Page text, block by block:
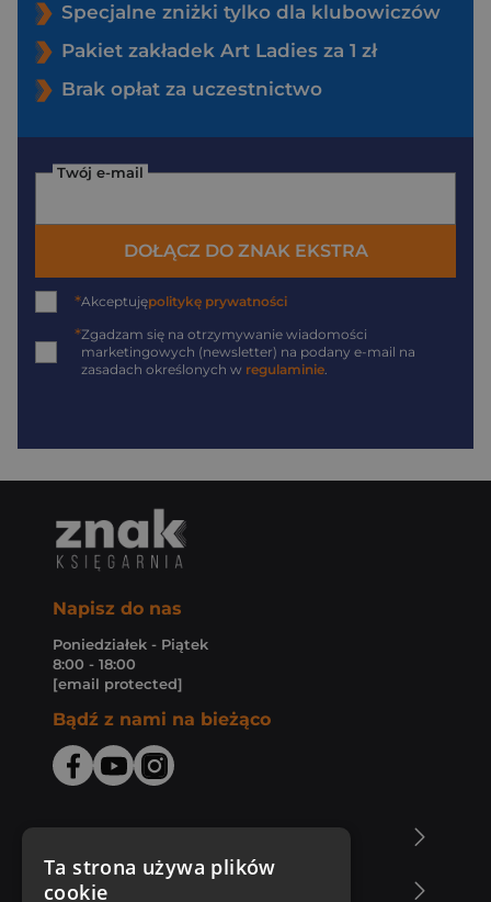
Specjalne zniżki tylko dla klubowiczów
Pakiet zakładek Art Ladies za 1 zł
Brak opłat za uczestnictwo
Twój e-mail
DOŁĄCZ DO ZNAK EKSTRA
*Akceptujępolitykę prywatności
*Zgadzam się na otrzymywanie wiadomości
marketingowych (newsletter) na podany e-mail na
zasadach określonych w regulaminie.
Napisz do nas
Poniedziałek - Piątek
8:00 - 18:00
[email protected]
Bądź z nami na bieżąco
Zakupy u nas
Ta strona używa plików
cookie